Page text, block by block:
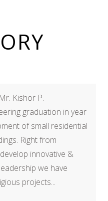
Kishor P.
graduation in year
of small residential
Right from
innovative &
we have
projects...